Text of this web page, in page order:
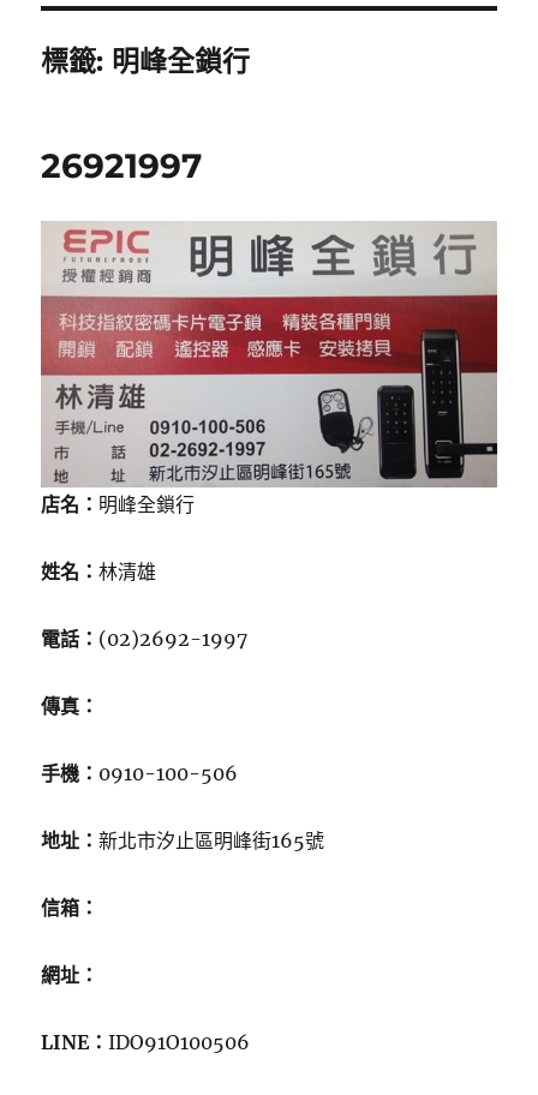
標籤: 明峰全鎖行
26921997
店名： 明峰全鎖行
姓名：林清雄
電話： (02)2692-1997
傳真：
手機： 0910-100-506
地址：新北市汐止區明峰街165號
信箱：
網址：
LINE：IDO91O100506